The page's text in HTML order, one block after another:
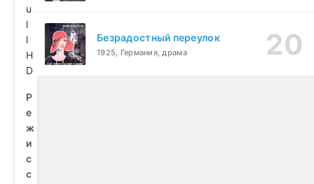
u
l
l
H
D
Р
е
ж
и
с
с
Безрадостный переулок
1925, Германия, драма